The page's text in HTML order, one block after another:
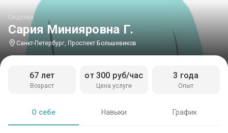
Сария Минияровна Г.
Сиделка
Санкт-Петербург, Проспект Большевиков
Возраст
67 лет
Цена услуги
от 300 руб/час
Опыт
3 года
О себе Навыки График